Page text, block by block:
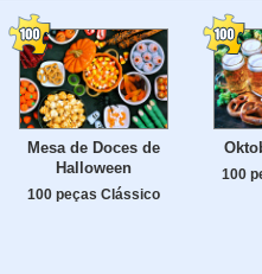
Mesa de Doces de
Halloween
100 peças Clássico
100